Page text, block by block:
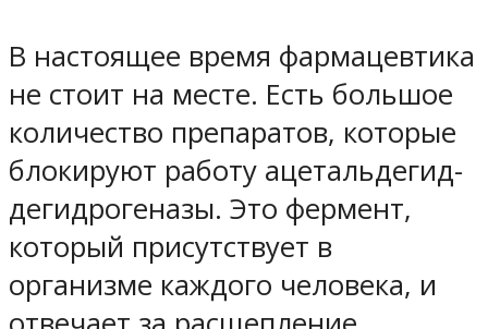
В настоящее время фармацевтика
не стоит на месте. Есть большое
количество препаратов, которые
блокируют работу ацетальдегид-
дегидрогеназы. Это фермент,
который присутствует в
организме каждого человека, и